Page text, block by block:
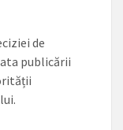
de
publicării